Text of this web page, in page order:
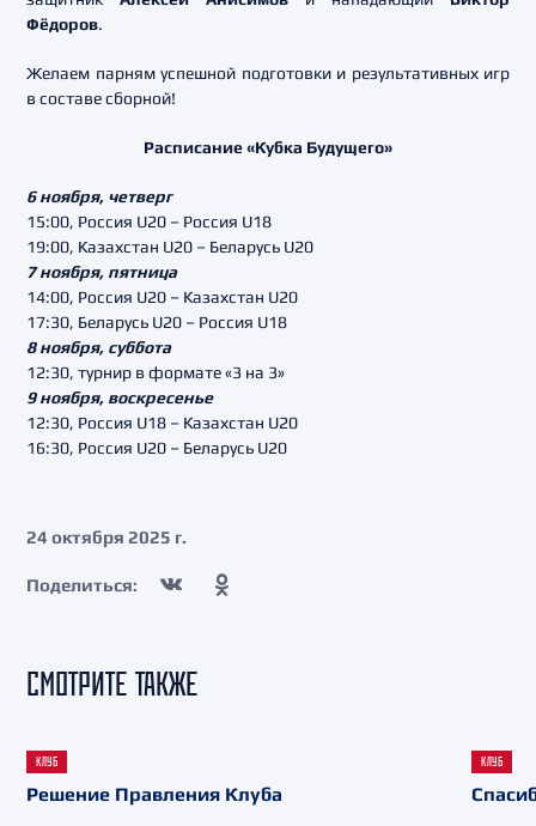
Фёдоров.
Желаем парням успешной подготовки и результативных игр
в составе сборной!
Расписание «Кубка Будущего»
6 ноября, четверг
15:00, Россия U20 – Россия U18
19:00, Казахстан U20 – Беларусь U20
7 ноября, пятница
14:00, Россия U20 – Казахстан U20
17:30, Беларусь U20 – Россия U18
8 ноября, суббота
12:30, турнир в формате «3 на 3»
9 ноября, воскресенье
12:30, Россия U18 – Казахстан U20
16:30, Россия U20 – Беларусь U20
24 октября 2025 г.
Поделиться:
СМОТРИТЕ ТАКЖЕ
КЛУБ
Решение Правления Клуба
КЛУБ